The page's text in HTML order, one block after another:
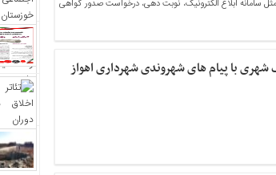
سامانه ابلاغ الکترونیک، نوبت دهی، درخواست صدور گواهی
با پیام های شهروندی شهرداری اهواز